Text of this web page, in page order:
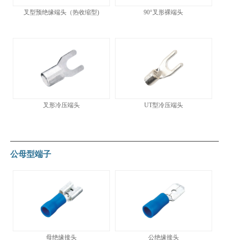
叉型预绝缘端头（热收缩型) 90°叉形裸端头
叉形冷压端头 UT型冷压端头
公母型端子
母绝缘接头 公绝缘接头